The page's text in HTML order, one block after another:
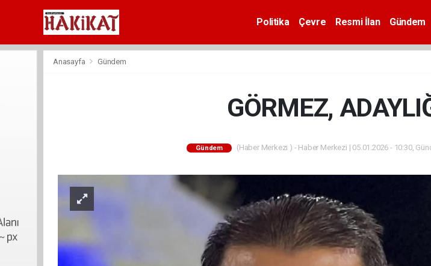
Politika Çevre Resmi İlan Gündem
Anasayfa Gündem
GÖRMEZ,
Gündem (Haber Merkezi ) - Haber Merkezi | 05.01.2026 - 10:30,